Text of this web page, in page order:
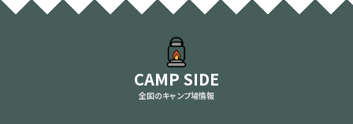
CAMP SIDE
全国のキャンプ場情報